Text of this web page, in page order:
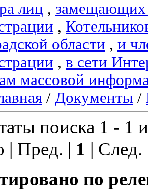
лиц , замещающих
,
области , и
, в сети
массовой
/ Документы /
поиска 1 - 1
| Пред. | 1 |
по